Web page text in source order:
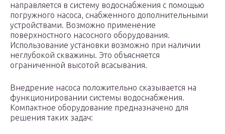
направляется в систему водоснабжения с помощью
погружного насоса, снабженного дополнительными
устройствами. Возможно применение
поверхностного насосного оборудования.
Использование установки возможно при наличии
неглубокой скважины. Это объясняется
ограниченной высотой всасывания.
Внедрение насоса положительно сказывается на
функционировании системы водоснабжения.
Компактное оборудование предназначено для
решения таких задач: